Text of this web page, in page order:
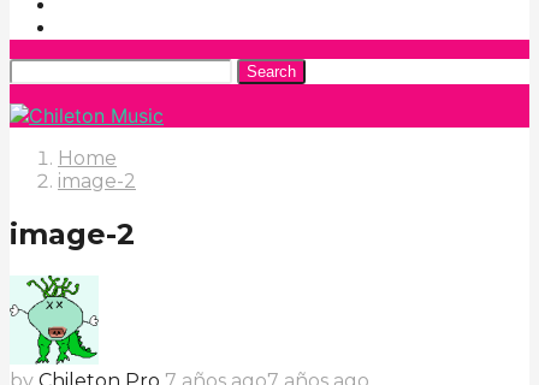
Search
Home
image-2
image-2